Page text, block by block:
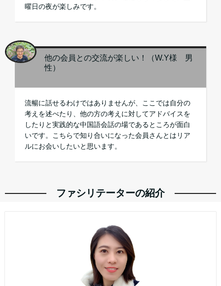
曜日の夜が楽しみです。
他の会員との交流が楽しい！（W.Y様 男
性）
流暢に話せるわけではありませんが、ここでは自分の
考えを述べたり、他の方の考えに対してアドバイスを
したりと実践的な中国語会話の場であるところが面白
いです。こちらで知り合いになった会員さんとはリア
ルにお会いしたいと思います。
ファシリテーターの紹介